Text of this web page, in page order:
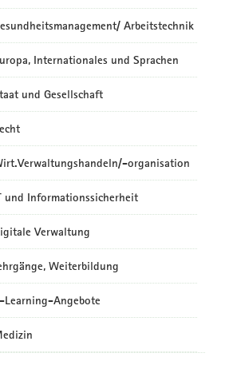
Arbeitstechnik
Internationales und Sprachen
und Gesellschaft
organisation
und Informationssicherheit
Verwaltung
Weiterbildung
Learning-Angebote